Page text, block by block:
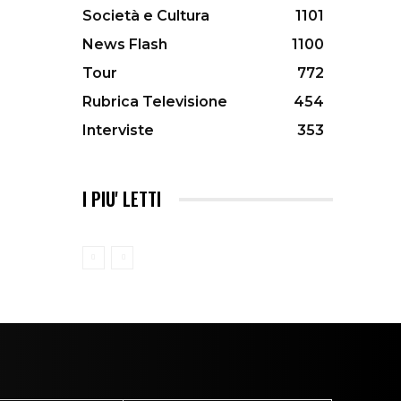
Società e Cultura
1101
News Flash
1100
Tour
772
Rubrica Televisione
454
Interviste
353
I PIU' LETTI